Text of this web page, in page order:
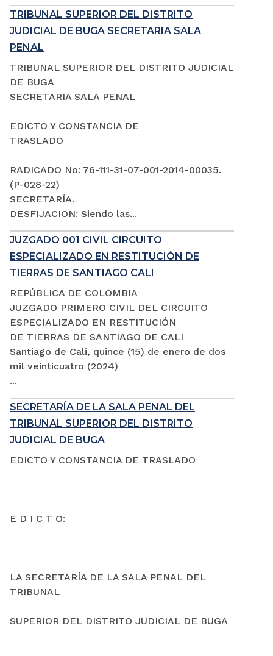
TRIBUNAL SUPERIOR DEL DISTRITO
JUDICIAL DE BUGA SECRETARIA SALA
PENAL
TRIBUNAL SUPERIOR DEL DISTRITO JUDICIAL
DE BUGA
SECRETARIA SALA PENAL
EDICTO Y CONSTANCIA DE
TRASLADO
RADICADO No: 76-111-31-07-001-2014-00035.
(P-028-22)
SECRETARÍA.
DESFIJACION: Siendo las...
JUZGADO 001 CIVIL CIRCUITO
ESPECIALIZADO EN RESTITUCIÓN DE
TIERRAS DE SANTIAGO CALI
REPÚBLICA DE COLOMBIA
JUZGADO PRIMERO CIVIL DEL CIRCUITO
ESPECIALIZADO EN RESTITUCIÓN
DE TIERRAS DE SANTIAGO DE CALI
Santiago de Cali, quince (15) de enero de dos
mil veinticuatro (2024)
...
SECRETARÍA DE LA SALA PENAL DEL
TRIBUNAL SUPERIOR DEL DISTRITO
JUDICIAL DE BUGA
EDICTO Y CONSTANCIA DE TRASLADO
E D I C T O:
LA SECRETARÍA DE LA SALA PENAL DEL
TRIBUNAL
SUPERIOR DEL DISTRITO JUDICIAL DE BUGA